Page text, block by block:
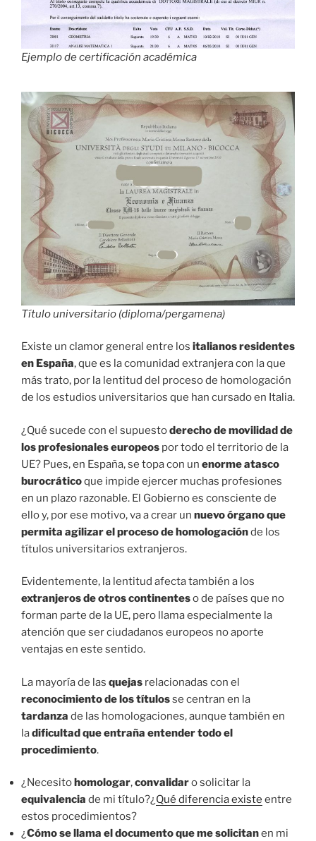
Ejemplo de certificación académica
Título universitario (diploma/pergamena)
Existe un clamor general entre los italianos residentes
en España, que es la comunidad extranjera con la que
más trato, por la lentitud del proceso de homologación
de los estudios universitarios que han cursado en Italia.
¿Qué sucede con el supuestoderecho de movilidad de
los profesionales europeos por todo el territorio de la
UE? Pues, en España, se topa con un enorme atasco
burocráticoque impide ejercer muchas profesiones
en un plazo razonable. El Gobierno es consciente de
ello y, por ese motivo, va a crear un nuevo órgano que
permita agilizar el proceso de homologaciónde los
títulos universitarios extranjeros.
Evidentemente, la lentitud afecta también a los
extranjeros de otros continenteso de países que no
forman parte de la UE, pero llama especialmente la
atención que ser ciudadanos europeos no aporte
ventajas en este sentido.
La mayoría de las quejas relacionadas con el
reconocimiento de los títulosse centran en la
tardanza de las homologaciones, aunque también en
ladificultad que entraña entender todo el
procedimiento.
¿Necesitohomologar,convalidaro solicitar la
equivalencia de mi título?¿ Qué diferencia existe entre
estos procedimientos?
¿Cómo se llama el documento que me solicitanen mi